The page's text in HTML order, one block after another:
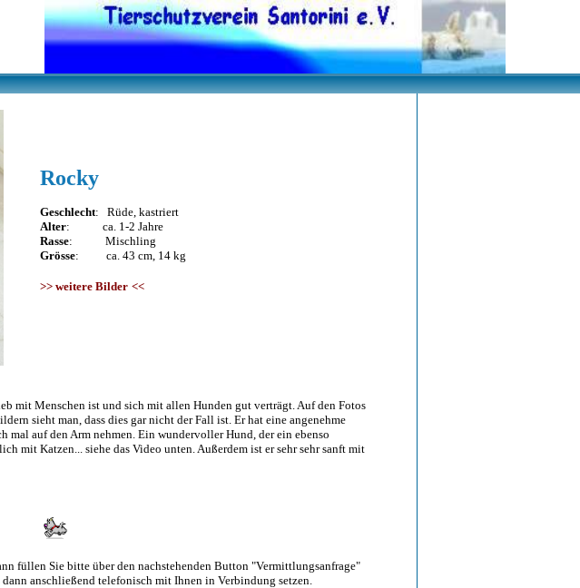
Rocky
Geschlecht: Rüde, kastriert
Alter: ca. 1-2 Jahre
Rasse: Mischling
Grösse: ca. 43 cm, 14 kg
>> weitere Bilder <<
mit Menschen ist und sich mit allen Hunden gut verträgt. Auf den Fotos
sieht man, dass dies gar nicht der Fall ist. Er hat eine angenehme
mal auf den Arm nehmen. Ein wundervoller Hund, der ein ebenso
mit Katzen... siehe das Video unten. Außerdem ist er sehr sehr sanft mit
füllen Sie bitte über den nachstehenden Button "Vermittlungsanfrage"
anschließend telefonisch mit Ihnen in Verbindung setzen.